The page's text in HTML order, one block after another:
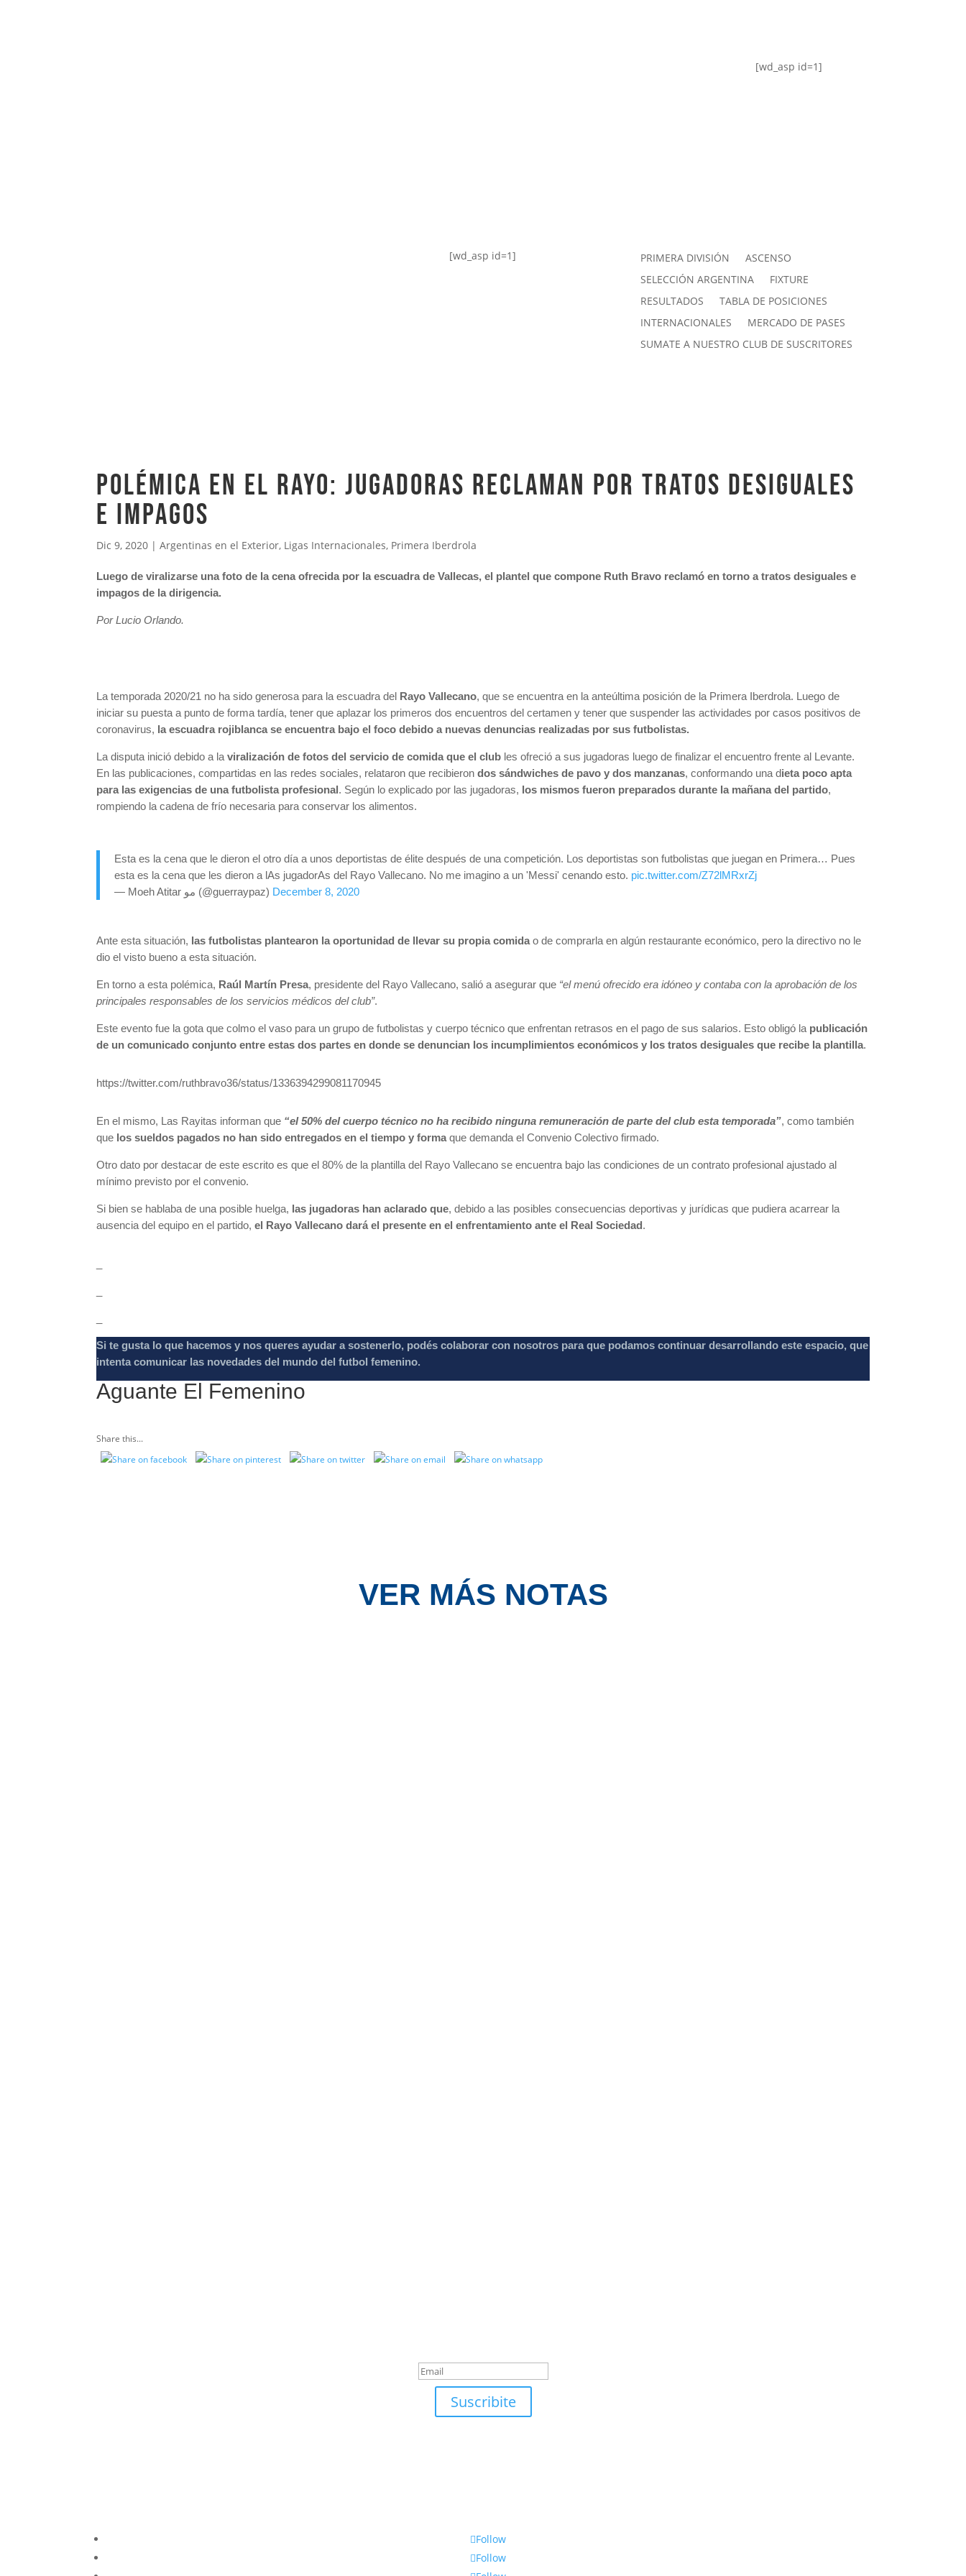
[wd_asp id=1]
[wd_asp id=1] PRIMERA DIVISIÓN
ASCENSO
SELECCIÓN ARGENTINA
FIXTURE
RESULTADOS
TABLA DE POSICIONES
INTERNACIONALES
MERCADO DE PASES
SUMATE A NUESTRO CLUB DE SUSCRITORES
Polémica en el Rayo: jugadoras reclaman por tratos desiguales
e impagos
Dic 9, 2020 |Argentinas en el Exterior, Ligas Internacionales, Primera Iberdrola
Luego de viralizarse una foto de la cena ofrecida por la escuadra de Vallecas, el plantel que compone Ruth Bravo reclamó en torno a tratos desiguales e
impagos de la dirigencia.
Por Lucio Orlando.
La temporada 2020/21 no ha sido generosa para la escuadra del Rayo Vallecano, que se encuentra en la anteúltima posición de la Primera Iberdrola. Luego de
iniciar su puesta a punto de forma tardía, tener que aplazar los primeros dos encuentros del certamen y tener que suspender las actividades por casos positivos de
coronavirus, la escuadra rojiblanca se encuentra bajo el foco debido a nuevas denuncias realizadas por sus futbolistas.
La disputa inició debido a la viralización de fotos del servicio de comida que el club les ofreció a sus jugadoras luego de finalizar el encuentro frente al Levante.
En las publicaciones, compartidas en las redes sociales, relataron que recibierondos sándwiches de pavo y dos manzanas, conformando una dieta poco apta
para las exigencias de una futbolista profesional. Según lo explicado por las jugadoras, los mismos fueron preparados durante la mañana del partido,
rompiendo la cadena de frío necesaria para conservar los alimentos.
Esta es la cena que le dieron el otro día a unos deportistas de élite después de una competición. Los deportistas son futbolistas que juegan en Primera… Pues
esta es la cena que les dieron a lAs jugadorAs del Rayo Vallecano. No me imagino a un 'Messi' cenando esto. pic.twitter.com/Z72lMRxrZj
— Moeh Atitar مو (@guerraypaz) December 8, 2020
Ante esta situación, las futbolistas plantearon la oportunidad de llevar su propia comida o de comprarla en algún restaurante económico, pero la directivo no le
dio el visto bueno a esta situación.
En torno a esta polémica, Raúl Martín Presa, presidente del Rayo Vallecano, salió a asegurar que “el menú ofrecido era idóneo y contaba con la aprobación de los
principales responsables de los servicios médicos del club”.
Este evento fue la gota que colmo el vaso para un grupo de futbolistas y cuerpo técnico que enfrentan retrasos en el pago de sus salarios. Esto obligó la publicación
de un comunicado conjunto entre estas dos partes en donde se denuncian los incumplimientos económicos y los tratos desiguales que recibe la plantilla.
https://twitter.com/ruthbravo36/status/1336394299081170945
En el mismo, Las Rayitas informan que “el 50% del cuerpo técnico no ha recibido ninguna remuneración de parte del club esta temporada”, como también
que los sueldos pagados no han sido entregados en el tiempo y forma que demanda el Convenio Colectivo firmado.
Otro dato por destacar de este escrito es que el 80% de la plantilla del Rayo Vallecano se encuentra bajo las condiciones de un contrato profesional ajustado al
mínimo previsto por el convenio.
Si bien se hablaba de una posible huelga, las jugadoras han aclarado que, debido a las posibles consecuencias deportivas y jurídicas que pudiera acarrear la
ausencia del equipo en el partido,el Rayo Vallecano dará el presente en el enfrentamiento ante el Real Sociedad.
Si te gusta lo que hacemos y nos queres ayudar a sostenerlo, podés colaborar con nosotros para que podamos continuar desarrollando este espacio, que
intenta comunicar las novedades del mundo del futbol femenino.
Aguante El Femenino
Share this...
VER MÁS NOTAS
Suscribite
Follow
Follow